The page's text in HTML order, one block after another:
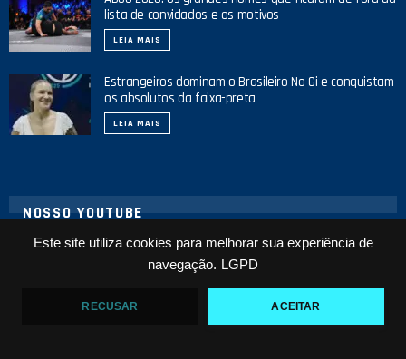
Este site utiliza cookies para melhorar sua experiência de
navegação. LGPD
RECUSAR ACEITAR
lista de convidados e os motivos
LEIA MAIS
Estrangeiros dominam o Brasileiro No Gi e conquistam
os absolutos da faixa-preta
LEIA MAIS
NOSSO YOUTUBE